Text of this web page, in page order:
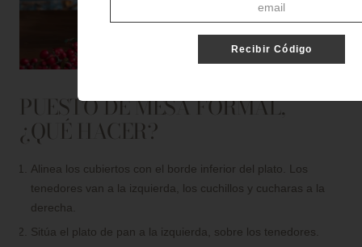
PUESTO DE MESA FORMAL,
¿QUÉ HACER?
Alinea los cubiertos con el borde inferior del plato. Los
tenedores van a la izquierda, los cuchillos y cucharas a la
derecha.
Sitúa el plato de pan a la izquierda, sobre los tenedores.
Recibir Código